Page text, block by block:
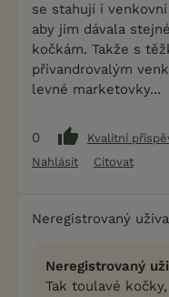
se stahují i
aby jim dávala
kočkám. Takže s
přivandrovalým
levné marketovky...
0
Kvalitní
Nahlásit
Citovat
Neregistrovaný
Neregistrovaný
Tak toulavé